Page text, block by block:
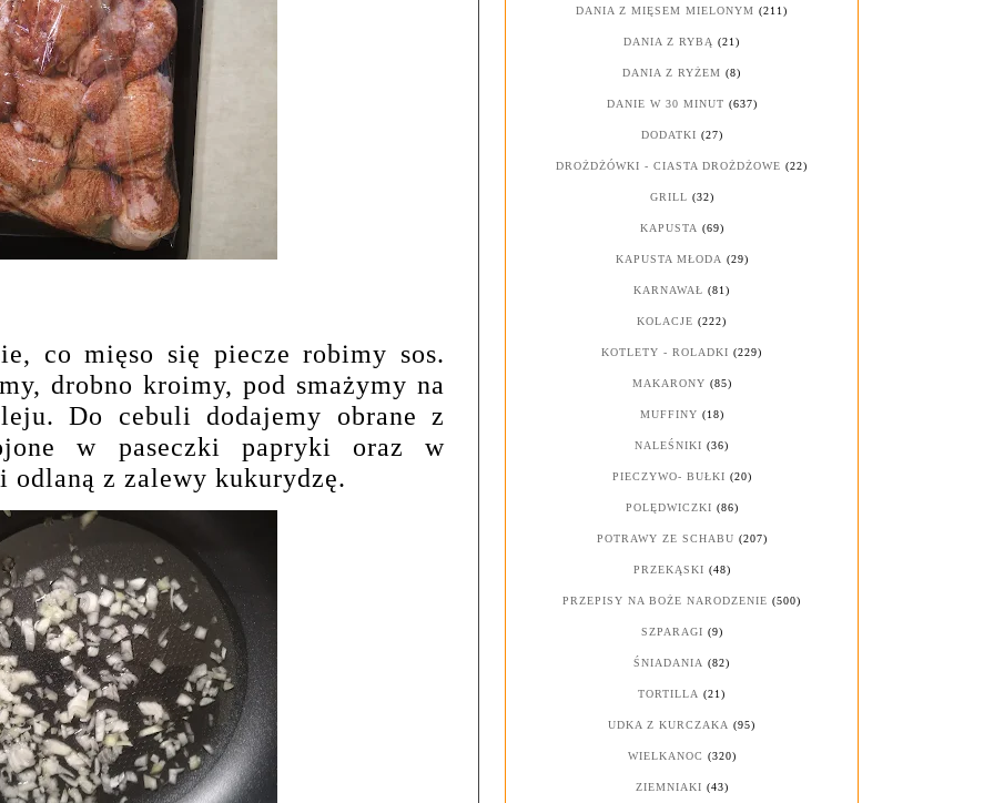
co mięso się piecze robimy sos.
drobno kroimy, pod smażymy na
Do cebuli dodajemy obrane z
w paseczki papryki oraz w
odlaną z zalewy kukurydzę.
DANIA Z MIĘSEM MIELONYM (211)
DANIA Z RYBĄ (21)
DANIA Z RYŻEM (8)
DANIE W 30 MINUT (637)
DODATKI (27)
DROŻDŻÓWKI - CIASTA DROŻDŻOWE (22)
GRILL (32)
KAPUSTA (69)
KAPUSTA MŁODA (29)
KARNAWAŁ (81)
KOLACJE (222)
KOTLETY - ROLADKI (229)
MAKARONY (85)
MUFFINY (18)
NALEŚNIKI (36)
PIECZYWO- BUŁKI (20)
POLĘDWICZKI (86)
POTRAWY ZE SCHABU (207)
PRZEKĄSKI (48)
PRZEPISY NA BOŻE NARODZENIE (500)
SZPARAGI (9)
ŚNIADANIA (82)
TORTILLA (21)
UDKA Z KURCZAKA (95)
WIELKANOC (320)
ZIEMNIAKI (43)